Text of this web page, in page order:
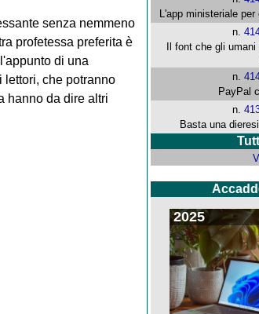
senza nemmeno
profetessa preferita è
di una
che potranno
hanno da dire altri
L'app ministeriale
n.
Il font che gli
n.
PayPal
n.
Basta una
2025